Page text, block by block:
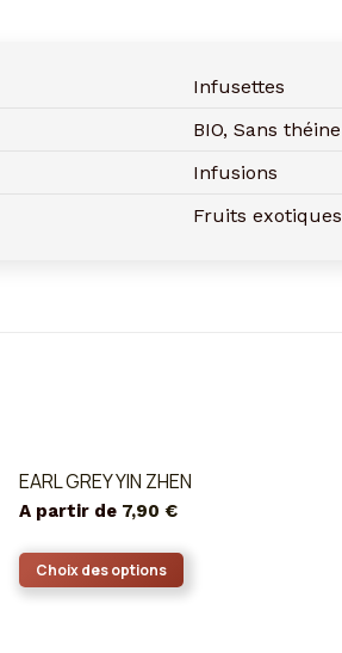
Infusettes
BIO, Sans théine
Infusions
Fruits exotiques
EARL GREY YIN ZHEN
A partir de 7,90€
Choix des options
produit